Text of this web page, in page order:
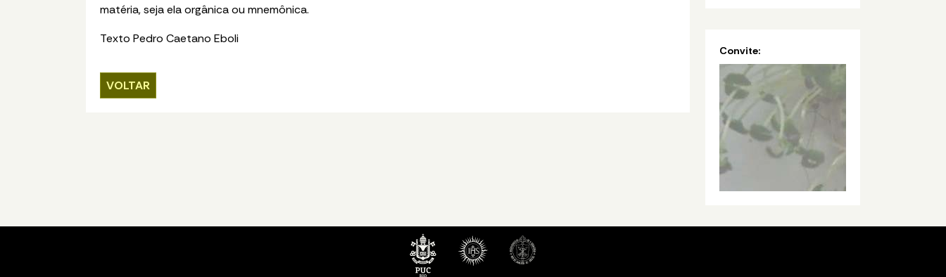
matéria, seja ela orgânica ou mnemônica.
Texto Pedro Caetano Eboli
VOLTAR
Convite: